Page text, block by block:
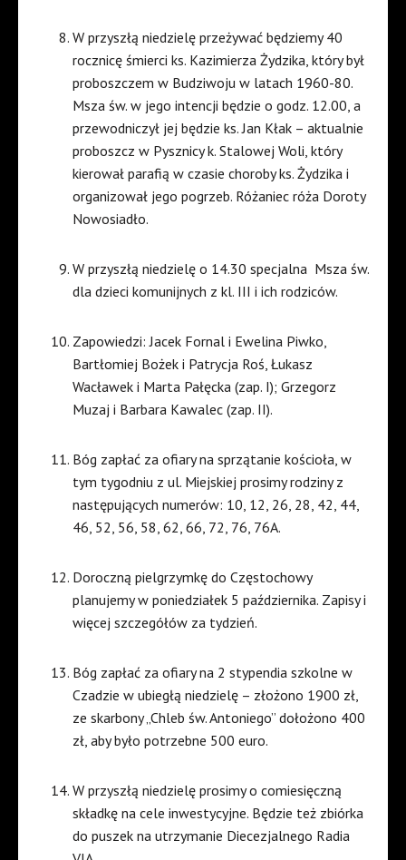
W przyszłą niedzielę przeżywać będziemy 40
rocznicę śmierci ks. Kazimierza Żydzika, który był
proboszczem w Budziwoju w latach 1960-80.
Msza św. w jego intencji będzie o godz. 12.00, a
przewodniczył jej będzie ks. Jan Kłak – aktualnie
proboszcz w Pysznicy k. Stalowej Woli, który
kierował parafią w czasie choroby ks. Żydzika i
organizował jego pogrzeb. Różaniec róża Doroty
Nowosiadło.
W przyszłą niedzielę o 14.30 specjalna Msza św.
dla dzieci komunijnych z kl. III i ich rodziców.
Zapowiedzi: Jacek Fornal i Ewelina Piwko,
Bartłomiej Bożek i Patrycja Roś, Łukasz
Wacławek i Marta Pałęcka (zap. I); Grzegorz
Muzaj i Barbara Kawalec (zap. II).
Bóg zapłać za ofiary na sprzątanie kościoła, w
tym tygodniu z ul. Miejskiej prosimy rodziny z
następujących numerów: 10, 12, 26, 28, 42, 44,
46, 52, 56, 58, 62, 66, 72, 76, 76A.
Doroczną pielgrzymkę do Częstochowy
planujemy w poniedziałek 5 października. Zapisy i
więcej szczegółów za tydzień.
Bóg zapłać za ofiary na 2 stypendia szkolne w
Czadzie w ubiegłą niedzielę – złożono 1900 zł,
ze skarbony „Chleb św. Antoniego” dołożono 400
zł, aby było potrzebne 500 euro.
W przyszłą niedzielę prosimy o comiesięczną
składkę na cele inwestycyjne. Będzie też zbiórka
do puszek na utrzymanie Diecezjalnego Radia